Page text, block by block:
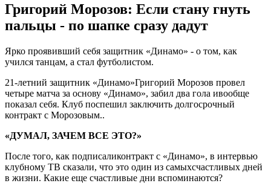
Григорий Морозов: Если стану гнуть
пальцы - по шапке сразу дадут
Ярко проявивший себя защитник «Динамо» - о том, как
учился танцам, а стал футболистом.
21-летний защитник «Динамо»Григорий Морозов провел
четыре матча за основу «Динамо», забил два гола ивообще
показал себя. Клуб поспешил заключить долгосрочный
контракт с Морозовым..
«ДУМАЛ, ЗАЧЕМ ВСЕ ЭТО?»
После того, как подписаликонтракт с «Динамо», в интервью
клубному ТВ сказали, что это один из самыхсчастливых дней
в жизни. Какие еще счастливые дни вспоминаются?